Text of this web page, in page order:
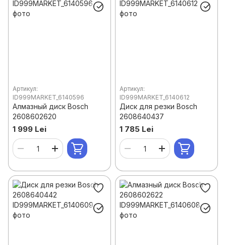
Артикул:
ID999MARKET_6140596
Алмазный диск Bosch
2608602620
1 999 Lei
Артикул:
ID999MARKET_6140612
Диск для резки Bosch
2608640437
1 785 Lei